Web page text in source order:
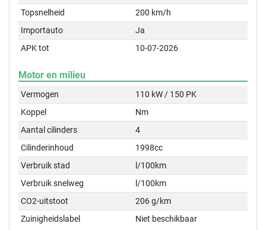
Topsnelheid
200 km/h
Importauto
Ja
APK tot
10-07-2026
Motor en milieu
Vermogen
110 kW / 150 PK
Koppel
Nm
Aantal cilinders
4
Cilinderinhoud
1998cc
Verbruik stad
l/100km
Verbruik snelweg
l/100km
CO2-uitstoot
206 g/km
Zuinigheidslabel
Niet beschikbaar